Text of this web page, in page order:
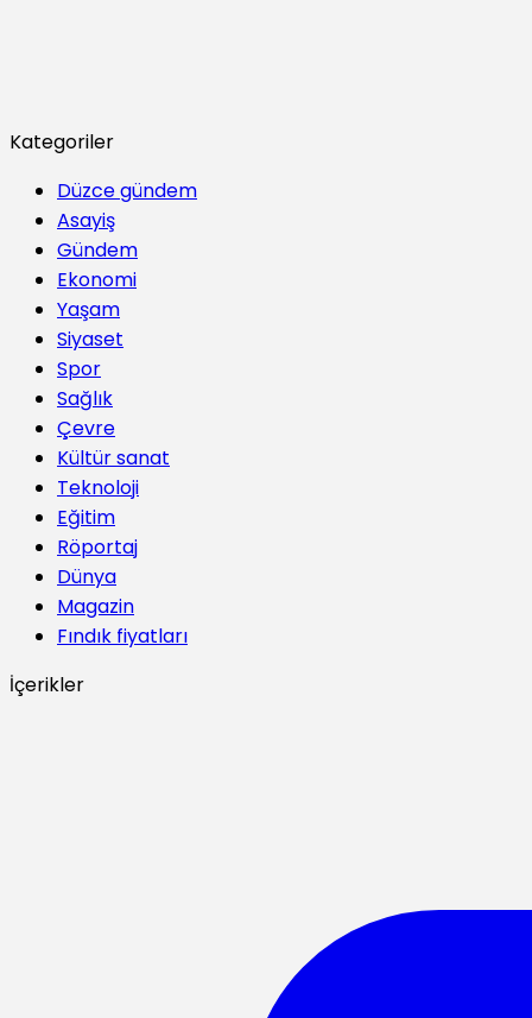
Kategoriler
Düzce gündem
Asayiş
Gündem
Ekonomi
Yaşam
Siyaset
Spor
Sağlık
Çevre
Kültür sanat
Teknoloji
Eğitim
Röportaj
Dünya
Magazin
Fındık fiyatları
İçerikler